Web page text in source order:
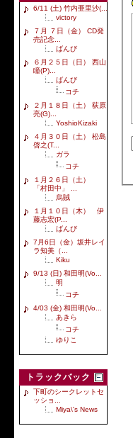
6/11 (土) 竹内亜里沙(...
victory
７月 ７日（金） CD発
売記念...
ばんび
６月２５日（日） 西山
瞳(P)...
ばんび
コチ
２月１８日（土） 荻原
亮(G)...
YoshioKizaki
４月３０日（土） 松島
啓之(T...
ガラ
コチ
１月２６日（土）
「村田中」 ...
烏賊
１月１０日（木） 伊
藤志宏(P...
ばんび
7月6日（金）坂井レイ
ラ知美（...
Kiku
9/13 (日) 和田明(Vo...
明
コチ
4/03 (金) 和田明(Vo...
あきら
コチ
ゆりこ
トラックバック
下町のシークレットセ
ッショ...
Miya\'s News